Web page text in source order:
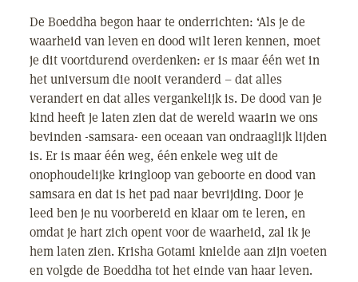
De Boeddha begon haar te onderrichten: ‘Als je de
waarheid van leven en dood wilt leren kennen, moet
je dit voortdurend overdenken: er is maar één wet in
het universum die nooit veranderd – dat alles
verandert en dat alles vergankelijk is. De dood van je
kind heeft je laten zien dat de wereld waarin we ons
bevinden -samsara- een oceaan van ondraaglijk lijden
is. Er is maar één weg, één enkele weg uit de
onophoudelijke kringloop van geboorte en dood van
samsara en dat is het pad naar bevrijding. Door je
leed ben je nu voorbereid en klaar om te leren, en
omdat je hart zich opent voor de waarheid, zal ik je
hem laten zien. Krisha Gotami knielde aan zijn voeten
en volgde de Boeddha tot het einde van haar leven.